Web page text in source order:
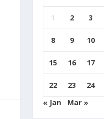
1 2 3
8 9 10
15 16 17
22 23 24
« Jan
Mar »